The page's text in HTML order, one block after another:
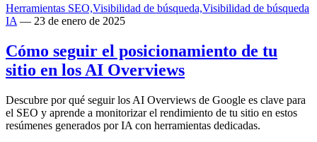
Herramientas SEO,Visibilidad de búsqueda,Visibilidad de búsqueda
IA — 23 de enero de 2025
Cómo seguir el posicionamiento de tu
sitio en los AI Overviews
Descubre por qué seguir los AI Overviews de Google es clave para
el SEO y aprende a monitorizar el rendimiento de tu sitio en estos
resúmenes generados por IA con herramientas dedicadas.